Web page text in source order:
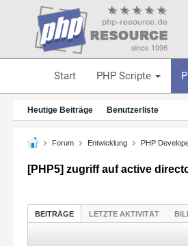
Start PHP Scripte
Heutige Beiträge Benutzerliste
Forum Entwicklung PHP
[PHP5] zugriff auf active
BEITRÄGE LETZTE AKTIVITÄT